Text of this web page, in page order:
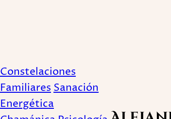
Constelaciones
Familiares Sanación
Energética